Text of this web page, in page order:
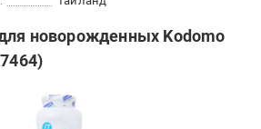
новорожденных Kodomo